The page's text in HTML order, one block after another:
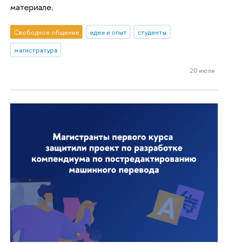
материале.
Свободное общение идеи и опыт
студенты
магистратура
20 июля